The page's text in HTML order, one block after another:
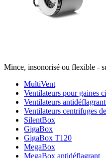
Mince, insonorisé ou flexible -
MultiVent
Ventilateurs pour gaines
Ventilateurs
Ventilateurs centrifuges
SilentBox
GigaBox
GigaBox T120
MegaBox
MegaBox antidéflagrant